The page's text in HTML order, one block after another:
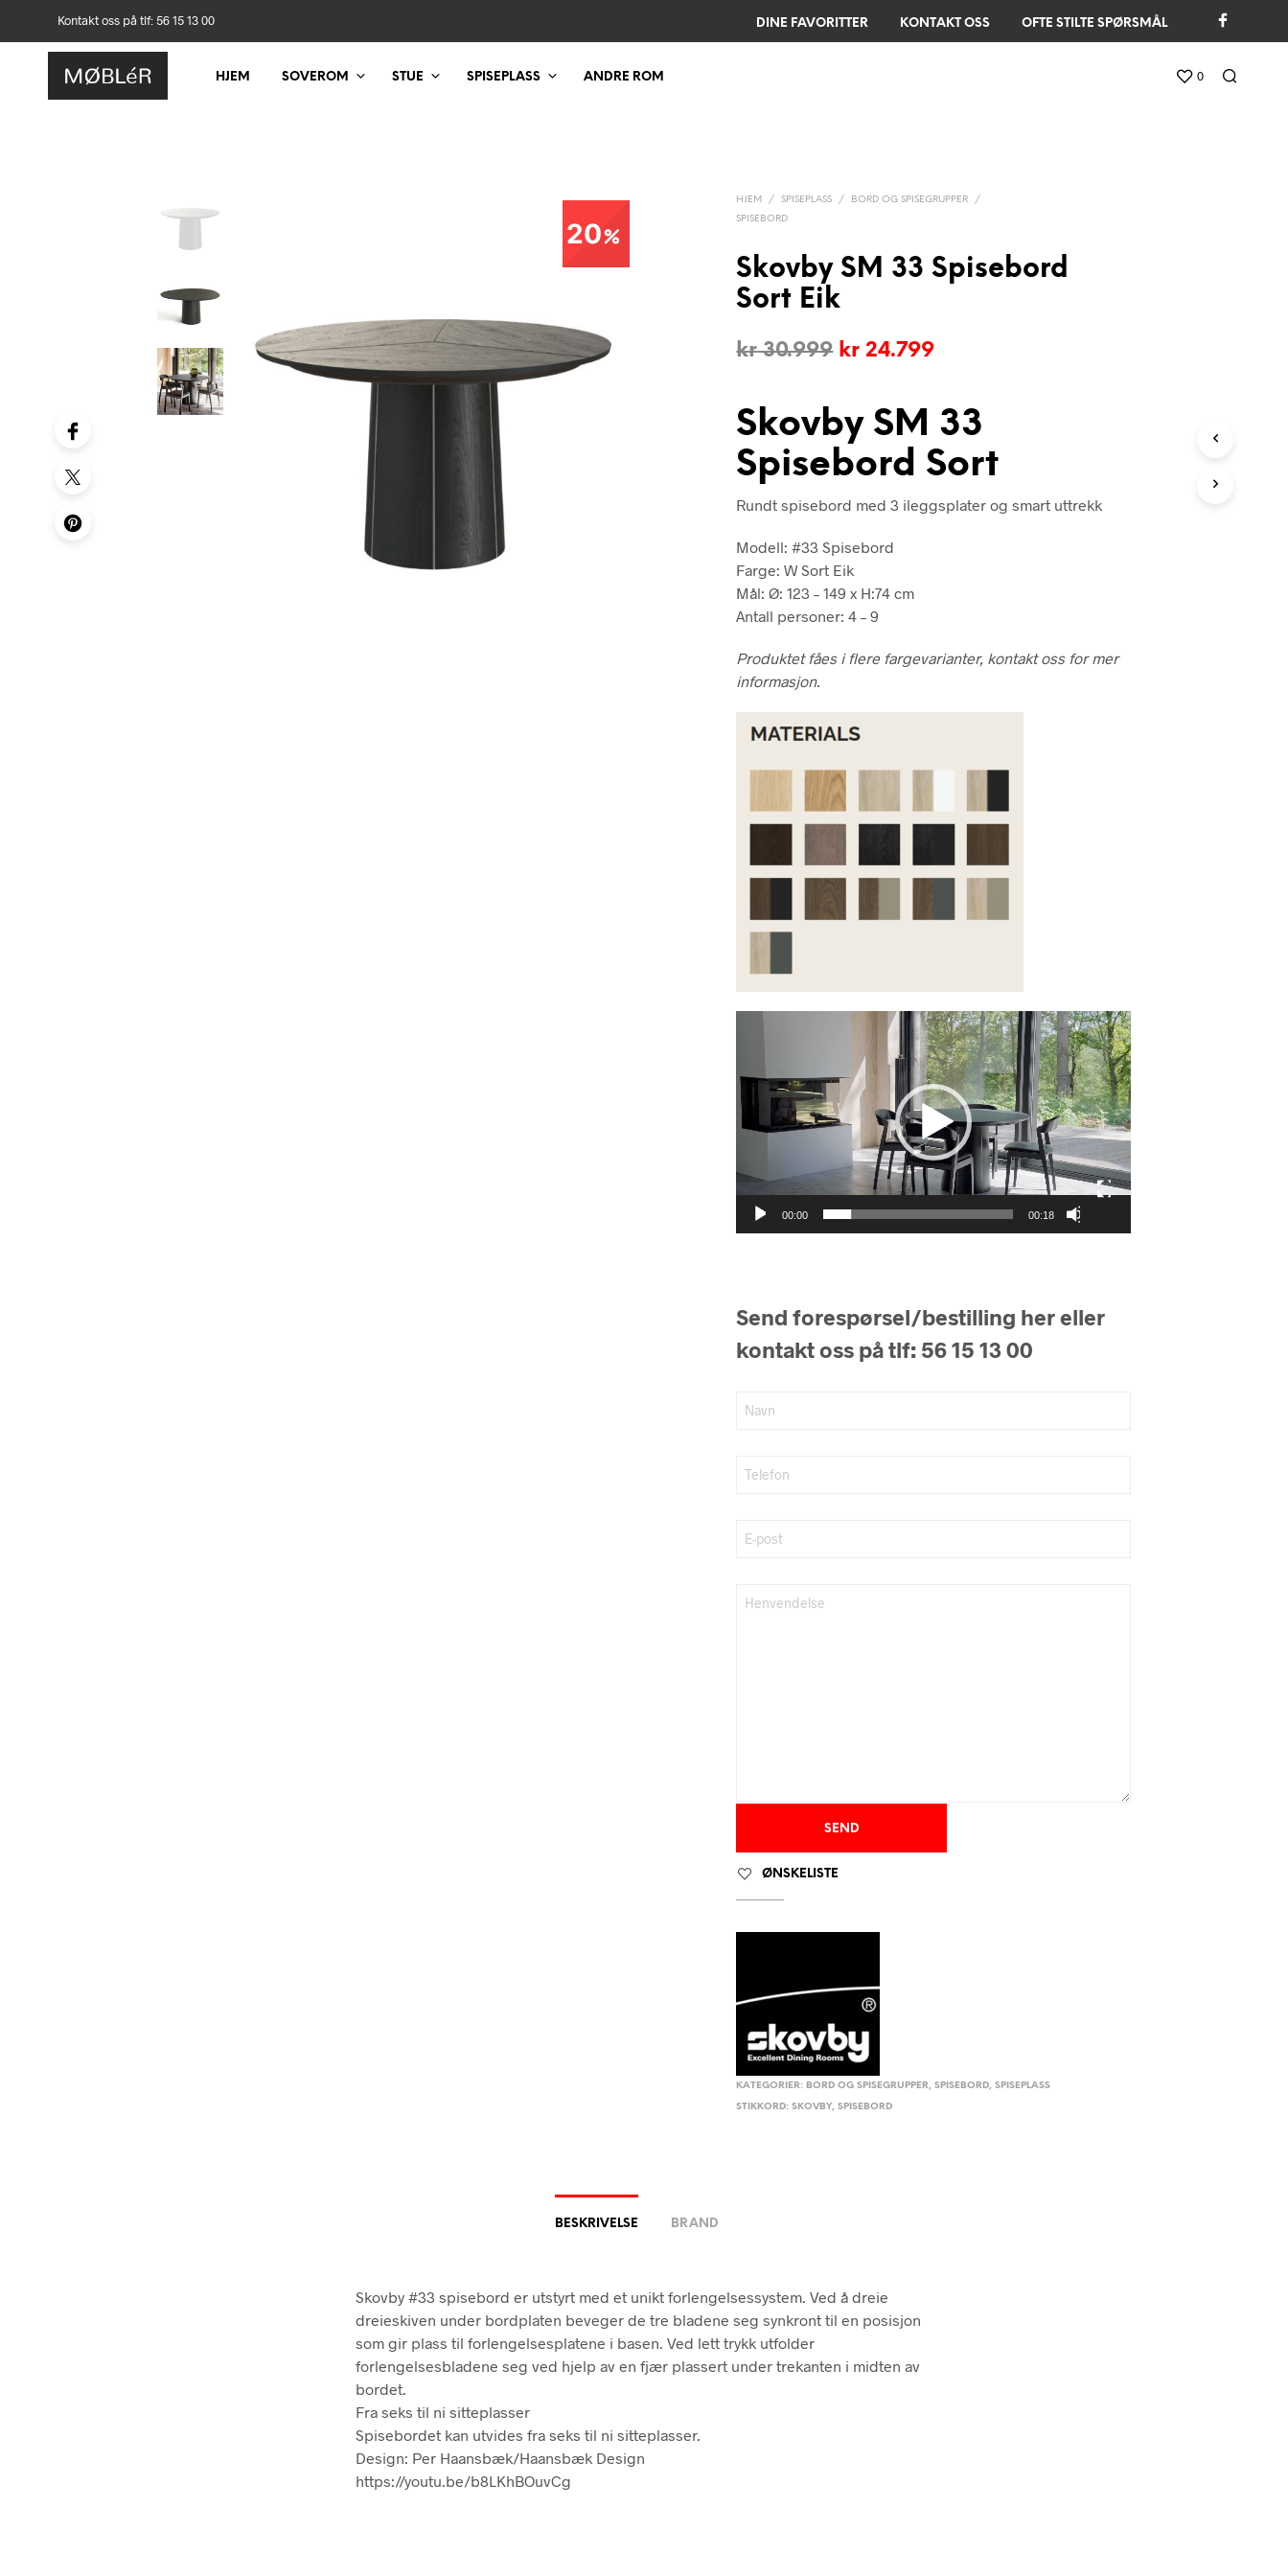
Kontakt oss på tlf: 56 15 13 00 DINE FAVORITTER KONTAKT OSS OFTE STILTE SPØRSMÅL
HJEM SOVEROM STUE SPISEPLASS ANDRE ROM 0
20
HJEM / SPISEPLASS / BORD OG SPISEGRUPPER
/
SPISEBORD
Skovby SM 33 Spisebord
Sort Eik
kr30.999 Opprinnelig
var:
kr 30.999.
kr 24.799Nåværende
er:
kr 24.799.
Skovby SM 33
Spisebord Sort
Rundt spisebord med 3 ileggsplater og smart uttrekk
Modell: #33 Spisebord
Farge: W Sort Eik
Mål: Ø: 123 – 149 x H:74 cm
Antall personer: 4 – 9
Produktet fåes i flere fargevarianter, kontakt oss for mer
informasjon.
Videoavspiller
00:00 00:18
Send forespørsel/bestilling her eller
kontakt oss på tlf: 56 15 13 00
ØNSKELISTE
KATEGORIER: BORD OG SPISEGRUPPER,SPISEBORD,SPISEPLASS
STIKKORD:SKOVBY,SPISEBORD
BESKRIVELSE BRAND
Skovby #33 spisebord er utstyrt med et unikt forlengelsessystem. Ved å dreie
dreieskiven under bordplaten beveger de tre bladene seg synkront til en posisjon
som gir plass til forlengelsesplatene i basen. Ved lett trykk utfolder
forlengelsesbladene seg ved hjelp av en fjær plassert under trekanten i midten av
bordet.
Fra seks til ni sitteplasser
Spisebordet kan utvides fra seks til ni sitteplasser.
Design: Per Haansbæk/Haansbæk Design
https://youtu.be/b8LKhBOuvCg